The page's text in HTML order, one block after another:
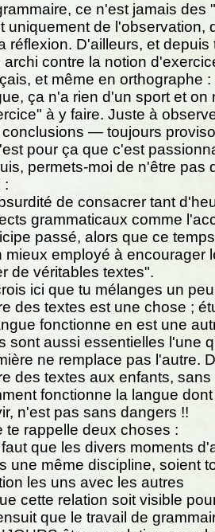
ce n'est jamais des
uniquement de l'observation,
réflexion. D'ailleurs, et depuis
archi contre la notion
et même en orthographe :
ça n'a rien d'un sport et on
à y faire. Juste à
— toujours
pour ça que c'est
permets-moi de n'être pas
:
de consacrer tant
grammaticaux comme
passé, alors que ce
mieux employé à encourager
de véritables textes".
ici que tu mélanges un
des textes est une chose ;
fonctionne en est une
sont aussi essentielles l'une
ne remplace pas l'autre.
des textes aux enfants, sans
fonctionne la langue
n'est pas sans dangers !!
te rappelle deux choses :
faut que les divers moments
une même discipline, soient
les uns avec les autres
cette relation soit visible
que le travail de